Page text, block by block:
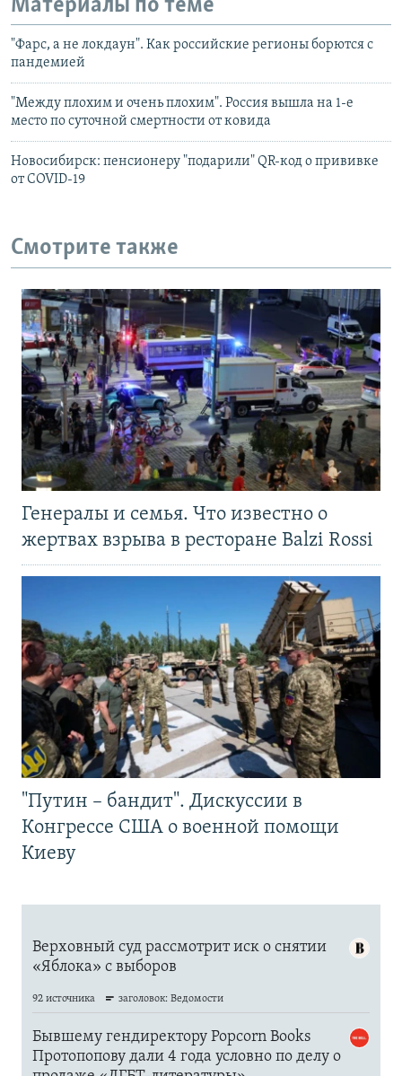
Материалы по теме
"Фарс, а не локдаун". Как российские регионы борются с
пандемией
"Между плохим и очень плохим". Россия вышла на 1-е
место по суточной смертности от ковида
Новосибирск: пенсионеру "подарили" QR-код о прививке
от COVID-19
Смотрите также
Генералы и семья. Что известно о
жертвах взрыва в ресторане Balzi Rossi
"Путин – бандит". Дискуссии в
Конгрессе США о военной помощи
Киеву